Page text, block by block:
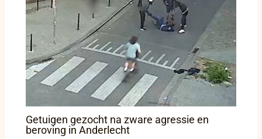
Getuigen gezocht na zware agressie en
beroving in Anderlecht